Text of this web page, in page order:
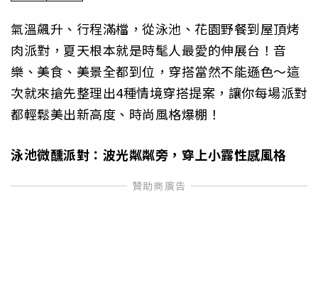
氣溫飆升、行程滿檔，從泳池、花園野餐到屋頂烤
肉派對，夏天根本就是時髦人最愛的伸展台！音
樂、美食、美景全都到位，穿搭當然不能遜色～這
次就來搶先整理出4種情境穿搭提案，讓你每場派對
都輕鬆美出新高度、時尚風格爆棚！
泳池微醺派對：波光粼粼旁，穿上小露性感風格